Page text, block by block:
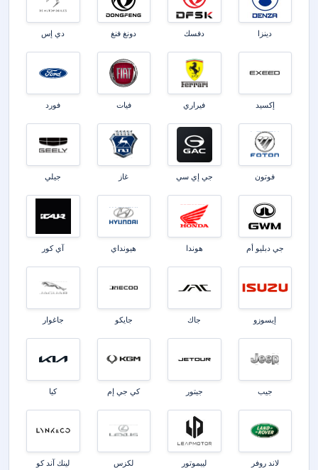
دينزا دفسك دونغ فنغ دي إس
إكسيد فيراري فيات فورد
فوتون جي إي سي غاز جيلي
جي دبليو أم هوندا هيونداي آي كور
إيسوزو جاك جايكو جاغوار
جيب جيتور كي جي إم كيا
لاند روفر ليبموتور لكزس لينك آند كو